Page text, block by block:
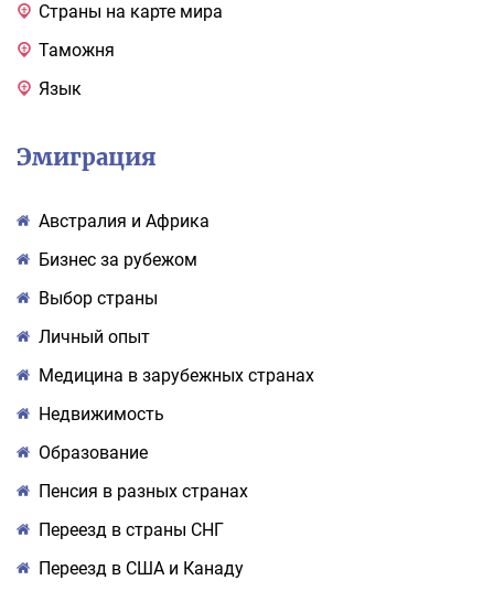
Страны на карте мира
Таможня
Язык
Эмиграция
Австралия и Африка
Бизнес за рубежом
Выбор страны
Личный опыт
Медицина в зарубежных странах
Недвижимость
Образование
Пенсия в разных странах
Переезд в страны СНГ
Переезд в США и Канаду